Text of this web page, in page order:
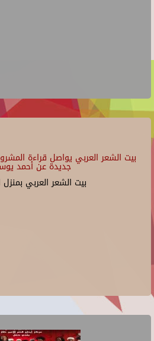
بيت الشعر العربي يواصل قراءة
جديدة عن أحمد
بيت الشعر العربي